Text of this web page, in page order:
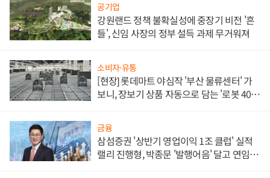
공기업
강원랜드 정책 불확실성에 중장기 비전 '흔
들', 신임 사장의 정부 설득 과제 무거워져
소비자·유통
[현장] 롯데마트 야심작 '부산 물류센터' 가
보니, 장보기 상품 자동으로 담는 '로봇 400
금융
삼섬증권 '상반기 영업이익 1조 클럽' 실적
랠리 진행형, 박종문 '발행어음' 달고 연임 향